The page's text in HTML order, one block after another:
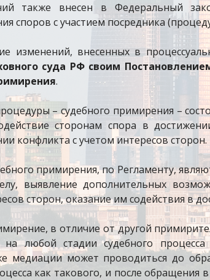
также внесен в Федеральный
споров с участием посредника
изменений, внесенных в
суда РФ своим
.
– судебного примирения –
сторонам спора в
конфликта с учетом интересов сторон.
примирения, по Регламенту,
выявление дополнительных
сторон, оказание им содействия в
в отличие от другой
на любой стадии судебного
медиации может проводиться до
как такового, и после